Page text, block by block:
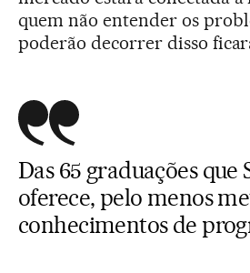
quem não entender os
poderão decorrer disso
Das 65 graduações que
oferece, pelo menos
conhecimentos de